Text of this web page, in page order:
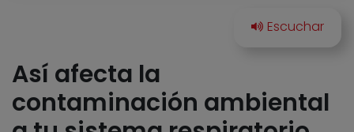
Así afecta la
contaminación ambiental